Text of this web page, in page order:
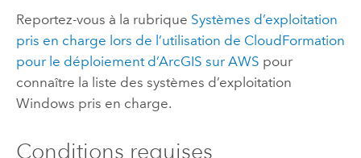
Reportez-vous à la rubrique Systèmes d’exploitation
pris en charge lors de l’utilisation de CloudFormation
pour le déploiement d’ArcGIS sur AWS pour
connaître la liste des systèmes d’exploitation
Windows pris en charge.
Conditions requises